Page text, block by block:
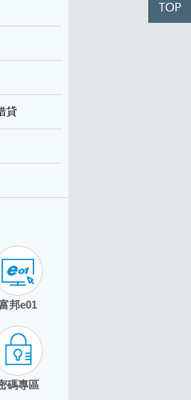
貸
邦e01
碼專區